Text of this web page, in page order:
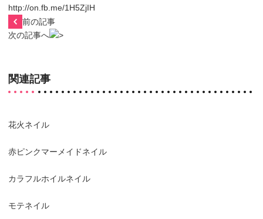
http://on.fb.me/1H5ZjIH
前の記事
次の記事へ
関連記事
花火ネイル
赤ピンクマーメイドネイル
カラフルホイルネイル
モテネイル